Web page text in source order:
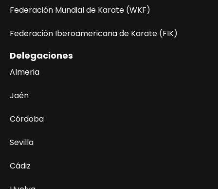
Federación Mundial de Karate (WKF)
Federación Iberoamericana de Karate (FIK)
Delegaciones
Almeria
Jaén
Córdoba
Sevilla
Cádiz